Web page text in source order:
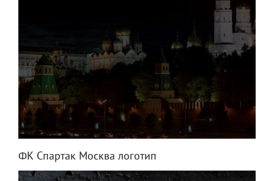
ФК Спартак Москва логотип